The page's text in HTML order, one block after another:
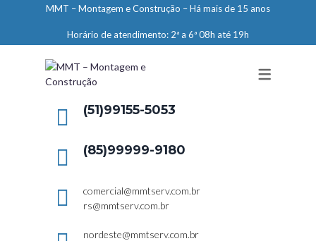
ENGENHARIA
LIMPEZA E CONSERVAÇÃO
MANUTENÇÃO PREDIAL
ELEVADORES – PREPARAÇÃO DE
MMT – Montagem e Construção – Há mais de 15 anos
Horário de atendimento: 2ª a 6ª 08h até 19h
(51)99155-5053
(85)99999-9180
comercial@mmtserv.com.br
rs@mmtserv.com.br
nordeste@mmtserv.com.br